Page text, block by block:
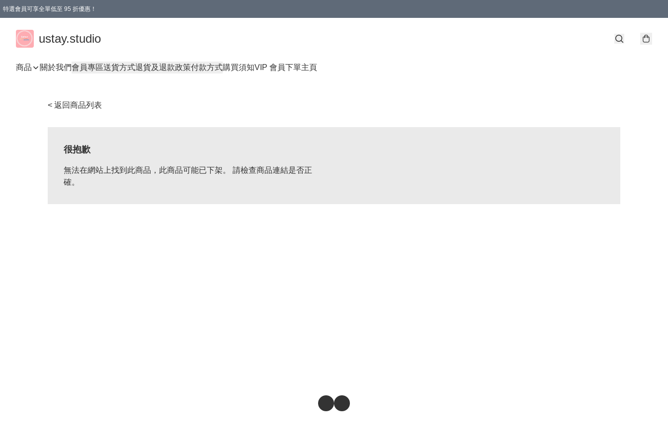
特選會員可享全單低至 95 折優惠！
ustay.studio
商品 關於我們會員專區送貨方式退貨及退款政策付款方式購買須知VIP 會員下單主頁
< 返回商品列表
很抱歉
無法在網站上找到此商品，此商品可能已下架。 請檢查商品連結是否正
確。